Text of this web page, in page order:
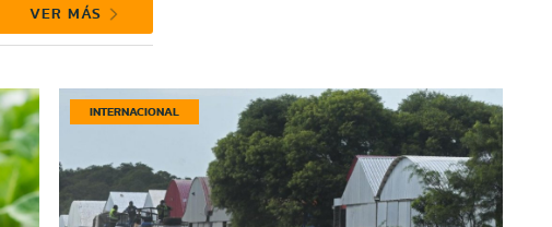
VER MÁS
INTERNACIONAL